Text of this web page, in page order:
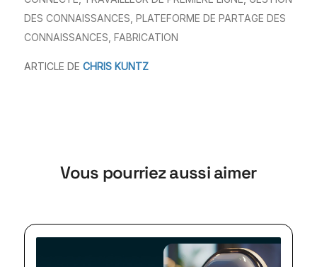
DES CONNAISSANCES PLATEFORME DE PARTAGE DES
CONNAISSANCES FABRICATION
ARTICLE DE CHRIS KUNTZ
Vous pourriez aussi aimer